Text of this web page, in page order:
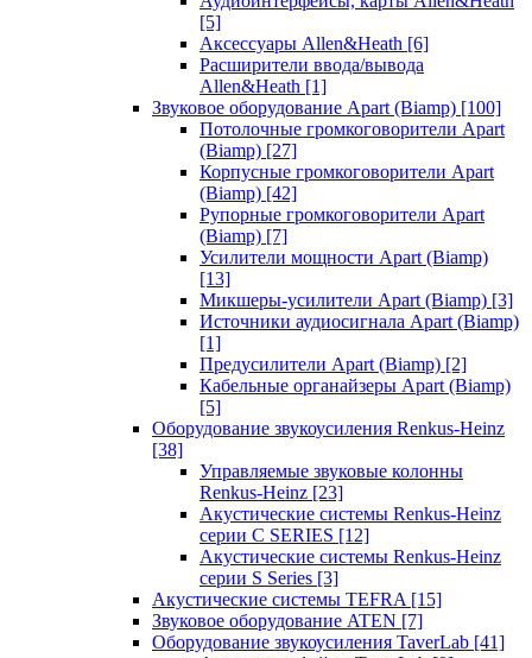
[5]
Аксессуары Allen&Heath [6]
Расширители ввода/вывода
Allen&Heath [1]
Звуковое оборудование Apart (Biamp) [100]
Потолочные громкоговорители Apart
(Biamp) [27]
Корпусные громкоговорители Apart
(Biamp) [42]
Рупорные громкоговорители Apart
(Biamp) [7]
Усилители мощности Apart (Biamp)
[13]
Микшеры-усилители Apart (Biamp) [3]
Источники аудиосигнала Apart (Biamp)
[1]
Предусилители Apart (Biamp) [2]
Кабельные органайзеры Apart (Biamp)
[5]
Оборудование звукоусиления Renkus-Heinz
[38]
Управляемые звуковые колонны
Renkus-Heinz [23]
Акустические системы Renkus-Heinz
серии C SERIES [12]
Акустические системы Renkus-Heinz
серии S Series [3]
Акустические системы TEFRA [15]
Звуковое оборудование ATEN [7]
Оборудование звукоусиления TaverLab [41]